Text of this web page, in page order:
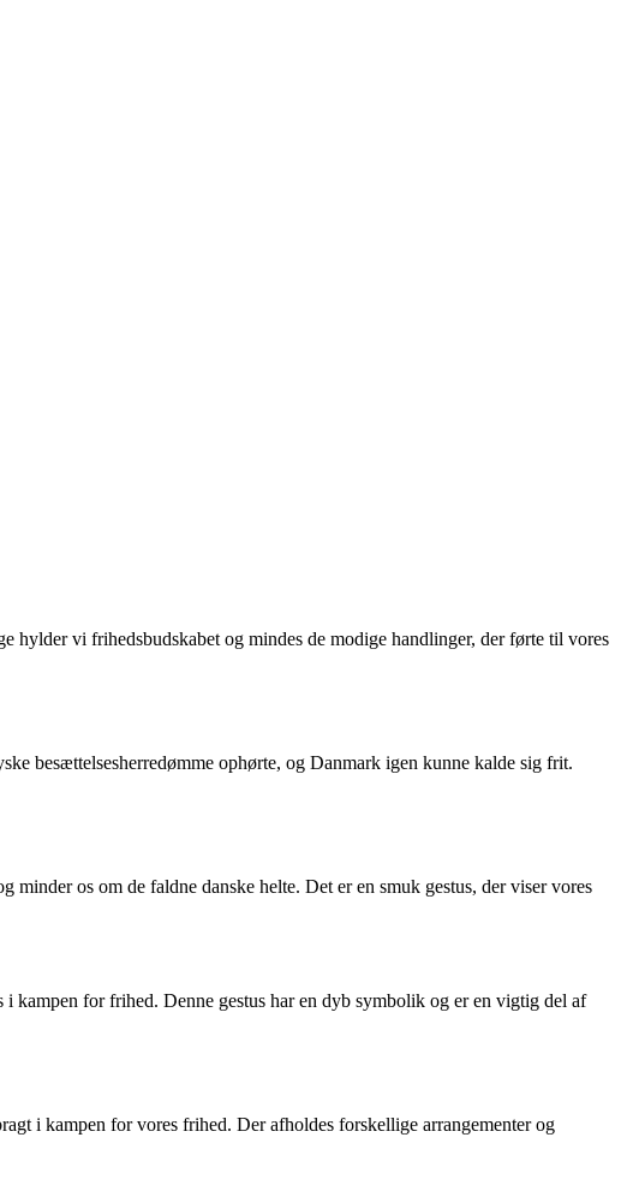
hylder vi frihedsbudskabet og mindes de modige handlinger, der førte til vores
besættelsesherredømme ophørte, og Danmark igen kunne kalde sig frit.
os om de faldne danske helte. Det er en smuk gestus, der viser vores
kampen for frihed. Denne gestus har en dyb symbolik og er en vigtig del af
i kampen for vores frihed. Der afholdes forskellige arrangementer og